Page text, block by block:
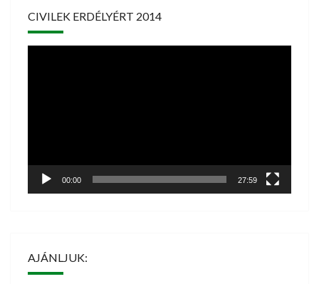
CIVILEK ERDÉLYÉRT 2014
00:00 27:59
AJÁNLJUK: